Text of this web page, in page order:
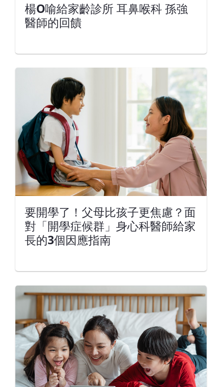
楊O喻給家齡診所 耳鼻喉科 孫強
醫師的回饋
要開學了！父母比孩子更焦慮？面
對「開學症候群」身心科醫師給家
長的3個因應指南